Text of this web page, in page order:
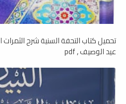
تحميل كتاب التحفة السنية شرح الثمرات
عيد الوصيف , pdf